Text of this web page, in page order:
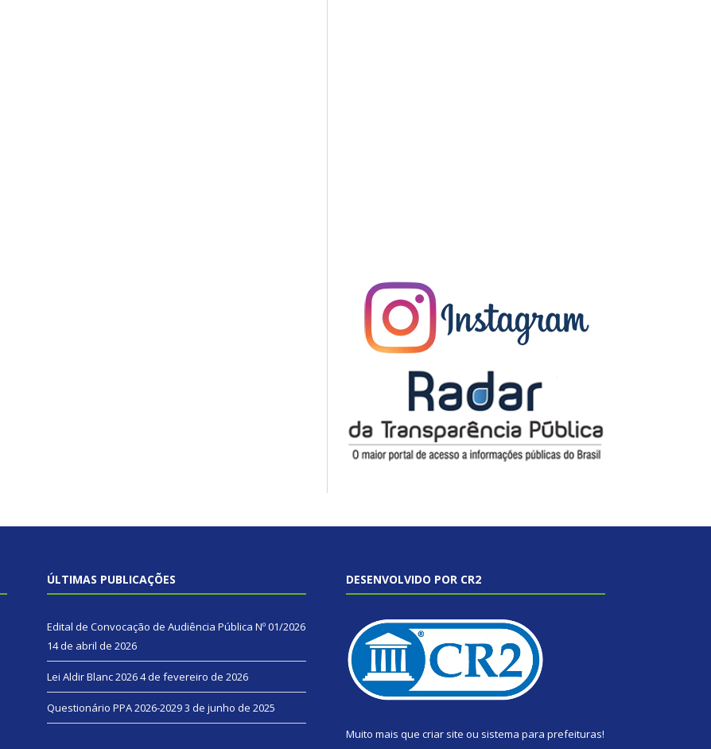
ÚLTIMAS PUBLICAÇÕES
Edital de Convocação de Audiência Pública Nº 01/2026
14 de abril de 2026
Lei Aldir Blanc 20264 de fevereiro de 2026
Questionário PPA 2026-20293 de junho de 2025
DESENVOLVIDO POR CR2
Muito mais que criar site ou sistema para prefeituras!